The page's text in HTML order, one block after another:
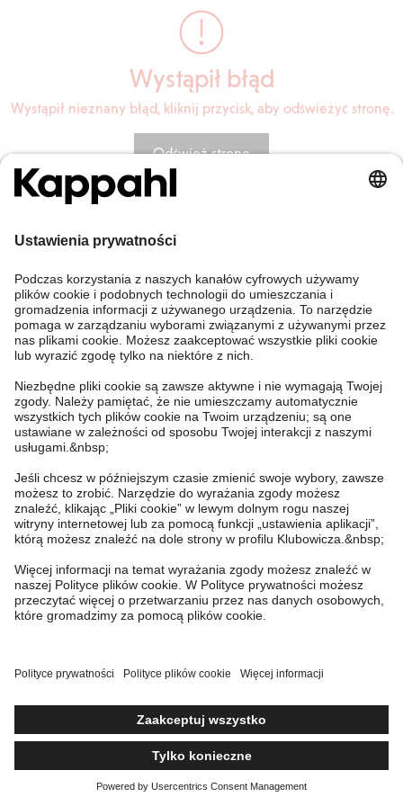
Wystąpił błąd
Wystąpił nieznany błąd, kliknij przycisk, aby odświeżyć stronę.
Odśwież stronę